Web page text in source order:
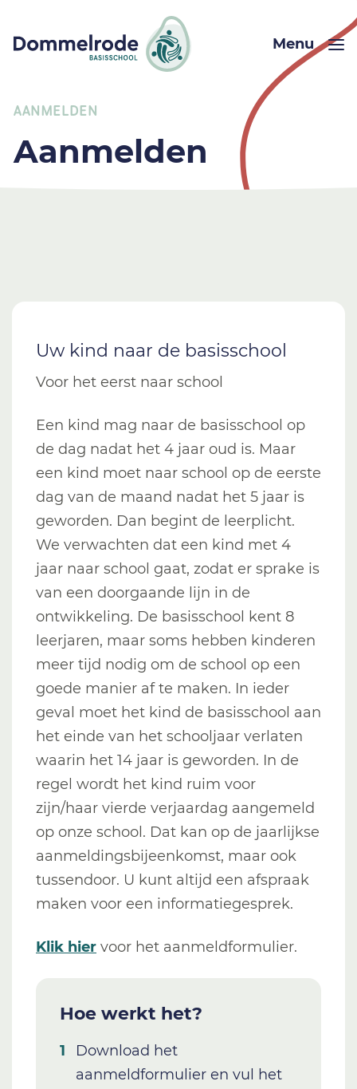
Menu
AANMELDEN
Aanmelden
Uw kind naar de basisschool
Voor het eerst naar school
Een kind mag naar de basisschool op
de dag nadat het 4 jaar oud is. Maar
een kind moet naar school op de eerste
dag van de maand nadat het 5 jaar is
geworden. Dan begint de leerplicht.
We verwachten dat een kind met 4
jaar naar school gaat, zodat er sprake is
van een doorgaande lijn in de
ontwikkeling. De basisschool kent 8
leerjaren, maar soms hebben kinderen
meer tijd nodig om de school op een
goede manier af te maken. In ieder
geval moet het kind de basisschool aan
het einde van het schooljaar verlaten
waarin het 14 jaar is geworden. In de
regel wordt het kind ruim voor
zijn/haar vierde verjaardag aangemeld
op onze school. Dat kan op de jaarlijkse
aanmeldingsbijeenkomst, maar ook
tussendoor. U kunt altijd een afspraak
maken voor een informatiegesprek.
Klik hier voor het aanmeldformulier.
Hoe werkt het?
Download het
aanmeldformulier en vul het